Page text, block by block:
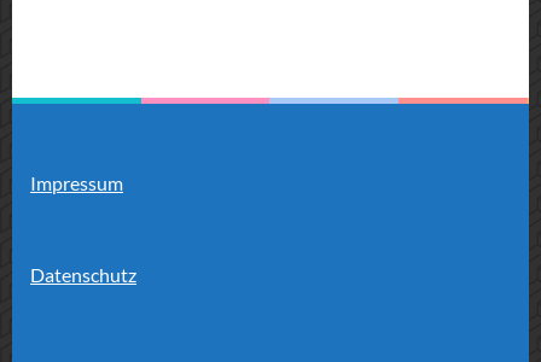
Impressum
Datenschutz